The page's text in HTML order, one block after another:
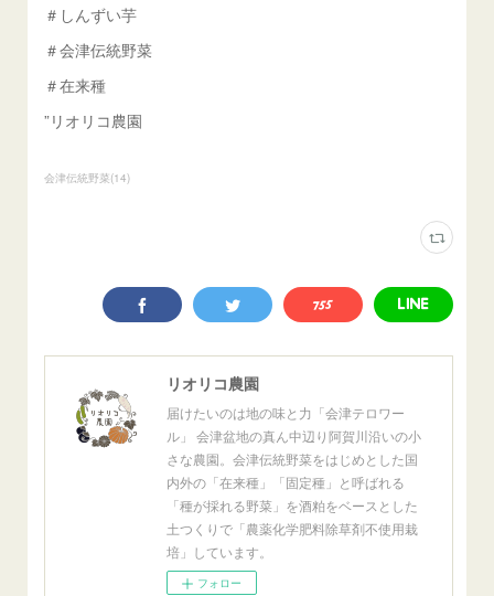
＃しんずい芋
＃会津伝統野菜
＃在来種
”リオリコ農園
会津伝統野菜(14)
リオリコ農園
届けたいのは地の味と力「会津テロワー
ル」 会津盆地の真ん中辺り阿賀川沿いの小
さな農園。会津伝統野菜をはじめとした国
内外の「在来種」「固定種」と呼ばれる
「種が採れる野菜」を酒粕をベースとした
土つくりで「農薬化学肥料除草剤不使用栽
培」しています。
フォロー